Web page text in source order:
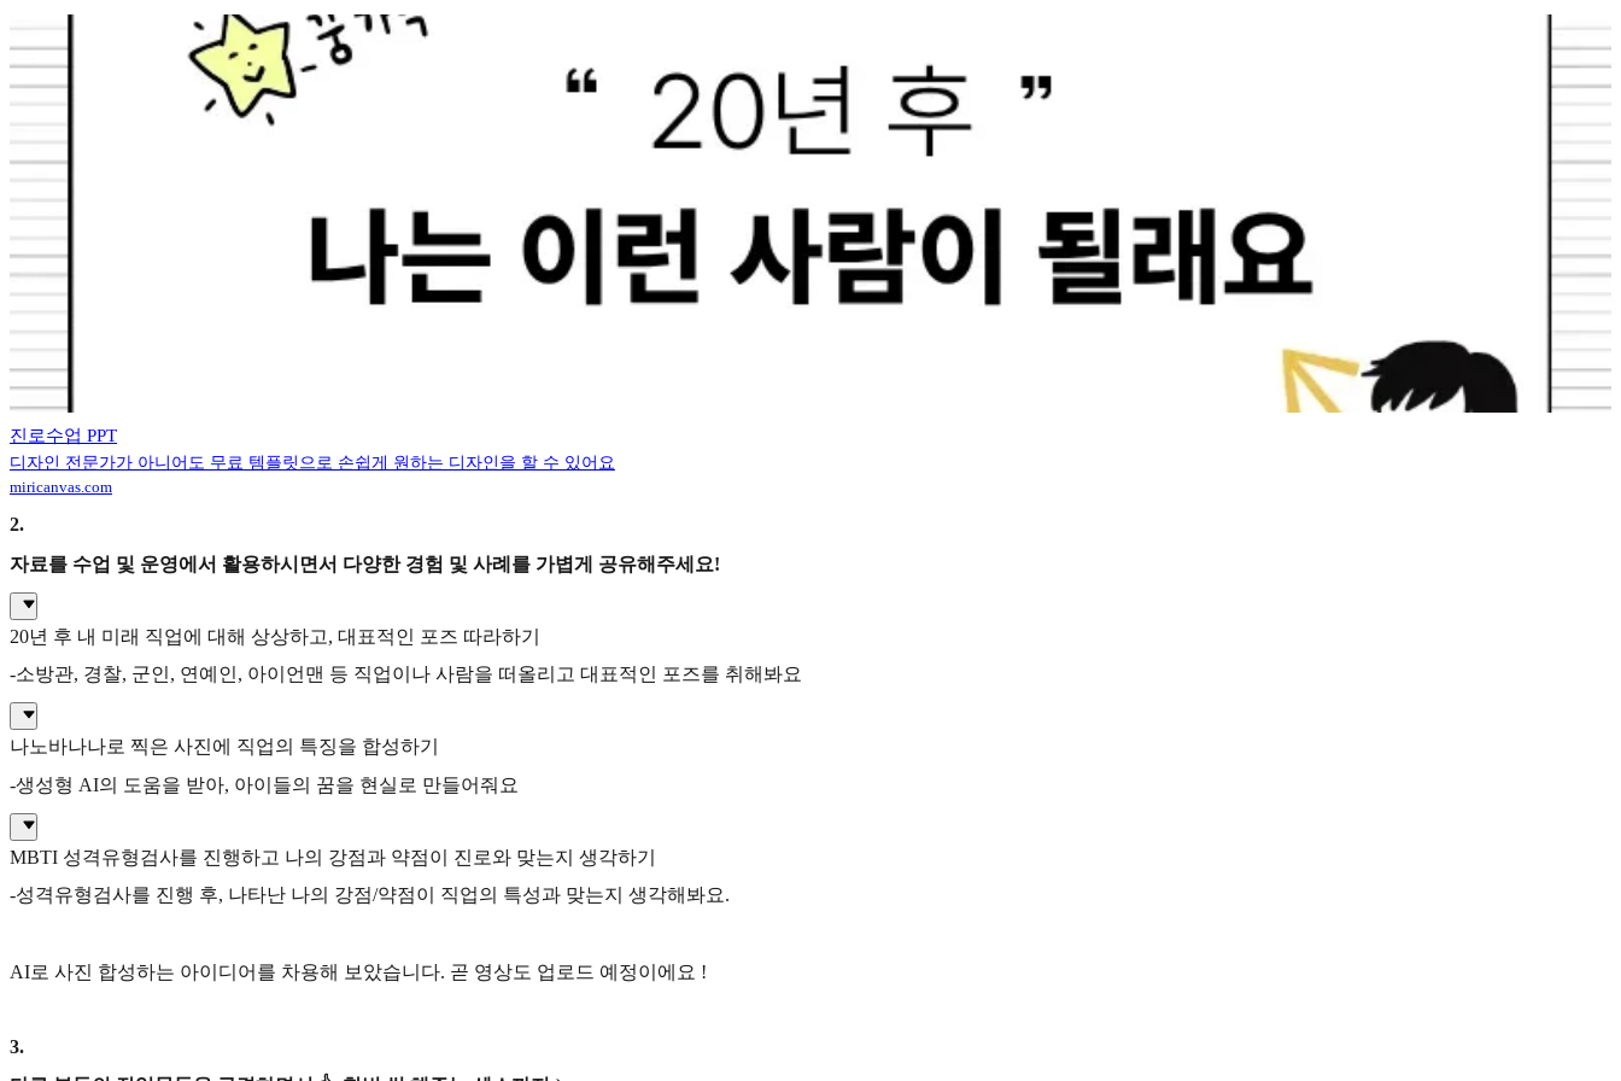
진로수업 PPT
디자인 전문가가 아니어도 무료 템플릿으로 손쉽게 원하는 디자인을 할 수 있어요
miricanvas.com
2.
자료를 수업 및 운영에서 활용하시면서 다양한 경험 및 사례를 가볍게 공유해주세요!
20년 후 내 미래 직업에 대해 상상하고, 대표적인 포즈 따라하기
-소방관, 경찰, 군인, 연예인, 아이언맨 등 직업이나 사람을 떠올리고 대표적인 포즈를 취해봐요
나노바나나로 찍은 사진에 직업의 특징을 합성하기
-생성형 AI의 도움을 받아, 아이들의 꿈을 현실로 만들어줘요
MBTI 성격유형검사를 진행하고 나의 강점과 약점이 진로와 맞는지 생각하기
-성격유형검사를 진행 후, 나타난 나의 강점/약점이 직업의 특성과 맞는지 생각해봐요.
AI로 사진 합성하는 아이디어를 차용해 보았습니다. 곧 영상도 업로드 예정이에요 !
3.